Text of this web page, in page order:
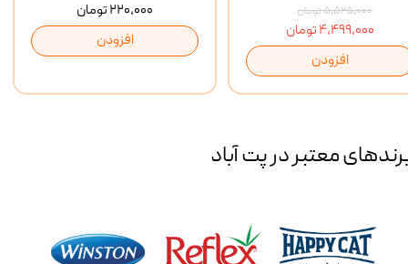
۲۲۰,۰۰۰ تومان
افزودن
۵,۵۲۵,۰۰۰ تومان
۴,۴۹۹,۰۰۰ تومان
افزودن
معتبر در پت آباد